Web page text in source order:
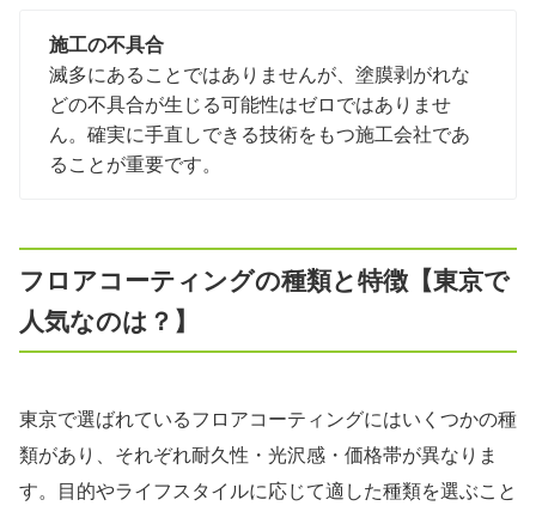
施工の不具合
滅多にあることではありませんが、塗膜剥がれな
どの不具合が生じる可能性はゼロではありませ
ん。確実に手直しできる技術をもつ施工会社であ
ることが重要です。
フロアコーティングの種類と特徴【東京で
人気なのは？】
東京で選ばれているフロアコーティングにはいくつかの種
類があり、それぞれ耐久性・光沢感・価格帯が異なりま
す。目的やライフスタイルに応じて適した種類を選ぶこと